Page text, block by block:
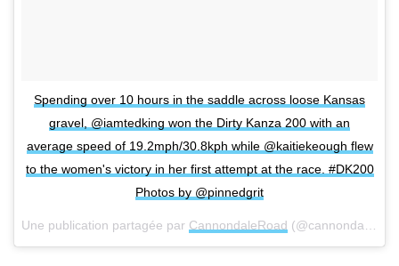
Spending over 10 hours in the saddle across loose Kansas
gravel, @iamtedking won the Dirty Kanza 200 with an
average speed of 19.2mph/30.8kph while @kaitiekeough flew
to the women's victory in her first attempt at the race. #DK200
Photos by @pinnedgrit
Une publication partagée par CannondaleRoad (@cannondaleroad) le